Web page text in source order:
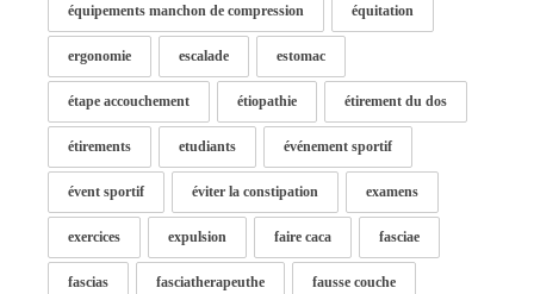
équipements manchon de compression équitation
ergonomie escalade estomac
étape accouchement étiopathie étirement du dos
étirements etudiants événement sportif
évent sportif éviter la constipation examens
exercices expulsion faire caca fasciae
fascias fasciatherapeuthe fausse couche